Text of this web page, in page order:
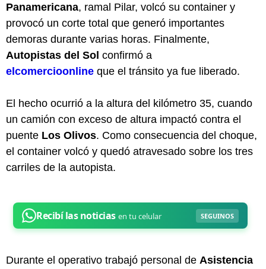
Panamericana, ramal Pilar, volcó su container y
provocó un corte total que generó importantes
demoras durante varias horas. Finalmente,
Autopistas del Sol confirmó a
elcomercioonline que el tránsito ya fue liberado.
El hecho ocurrió a la altura del kilómetro 35, cuando
un camión con exceso de altura impactó contra el
puente Los Olivos. Como consecuencia del choque,
el container volcó y quedó atravesado sobre los tres
carriles de la autopista.
Durante el operativo trabajó personal de Asistencia